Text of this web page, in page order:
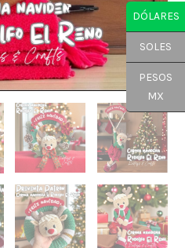
DÓLARES
SOLES
PESOS
MX